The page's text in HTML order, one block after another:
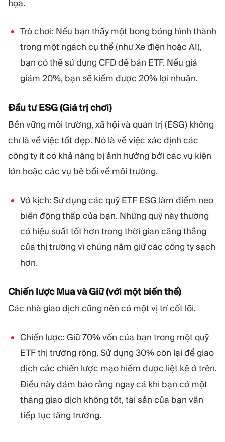
họa.
Trò chơi: Nếu bạn thấy một bong bóng hình thành
trong một ngách cụ thể (như Xe điện hoặc AI),
bạn có thể sử dụng CFD để bán ETF. Nếu giá
giảm 20%, bạn sẽ kiếm được 20% lợi nhuận.
Đầu tư ESG (Giá trị chơi)
Bền vững môi trường, xã hội và quản trị (ESG) không
chỉ là về việc tốt đẹp. Nó là về việc xác định các
công ty ít có khả năng bị ảnh hưởng bởi các vụ kiện
lớn hoặc các vụ bê bối về môi trường.
Vở kịch: Sử dụng các quỹ ETF ESG làm điểm neo
biến động thấp của bạn. Những quỹ này thường
có hiệu suất tốt hơn trong thời gian căng thẳng
của thị trường vì chúng nắm giữ các công ty sạch
hơn.
Chiến lược Mua và Giữ (với một biến thể)
Các nhà giao dịch cũng nên có một vị trí cốt lõi.
Chiến lược: Giữ 70% vốn của bạn trong một quỹ
ETF thị trường rộng. Sử dụng 30% còn lại để giao
dịch các chiến lược mạo hiểm được liệt kê ở trên.
Điều này đảm bảo rằng ngay cả khi bạn có một
tháng giao dịch không tốt, tài sản của bạn vẫn
tiếp tục tăng trưởng.